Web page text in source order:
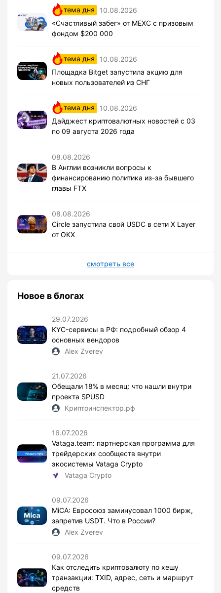
тема дня
10.08.2026
«Счастливый забег» от MEXC с призовым
фондом $200 000
тема дня
10.08.2026
Площадка Bitget запустила акцию для
новых пользователей из СНГ
тема дня
10.08.2026
Дайджест криптовалютных новостей с 03
по 09 августа 2026 года
08.08.2026
В Англии возникли вопросы к
финансированию политика из-за бывшего
главы FTX
08.08.2026
Circle запустила свой USDC в сети X Layer
от OKX
смотреть все
Новое в блогах
29.07.2026
KYC-сервисы в РФ: подробный обзор 4
основных вендоров
Alex Zverev
21.07.2026
Обещали 18% в месяц: что нашли внутри
проекта SPUSD
Криптоинспектор.рф
16.07.2026
Vataga.team: партнерская программа для
трейдерских сообществ внутри
экосистемы Vataga Crypto
Vataga Crypto
09.07.2026
MiCA: Евросоюз заминусовал 1000 бирж,
запретив USDT. Что в России?
Alex Zverev
09.07.2026
Как отследить криптовалюту по хешу
транзакции: TXID, адрес, сеть и маршрут
средств